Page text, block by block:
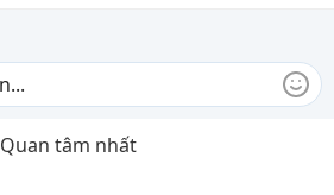
Quan tâm nhất